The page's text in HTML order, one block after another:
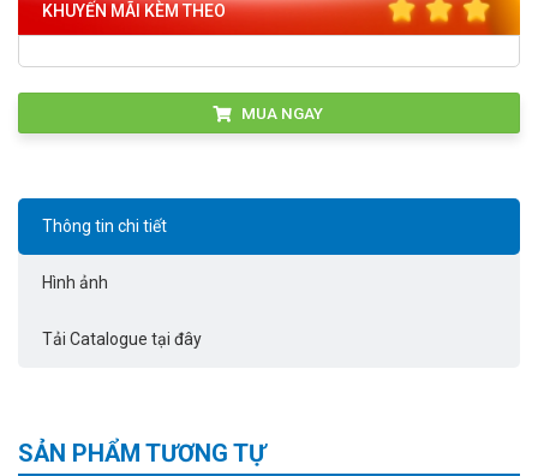
KHUYẾN MÃI KÈM THEO
MUA NGAY
Thông tin chi tiết
Hình ảnh
Tải Catalogue tại đây
SẢN PHẨM TƯƠNG TỰ